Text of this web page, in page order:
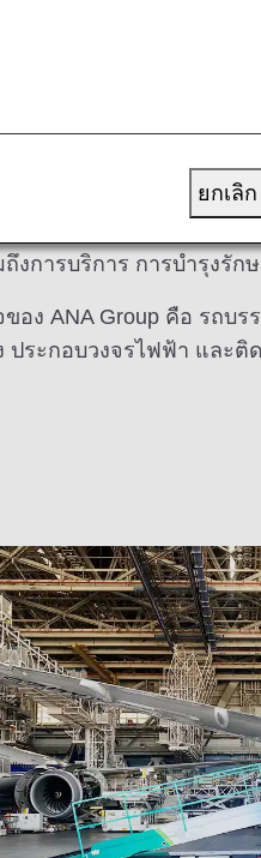
นิค
ายที่ใช้กับเครื่องบิน เช่น
งการบริการ การบำรุงรั
ง ANA Group คือ รถบ
ระกอบวงจรไฟฟ้า และติ
ยกเลิก